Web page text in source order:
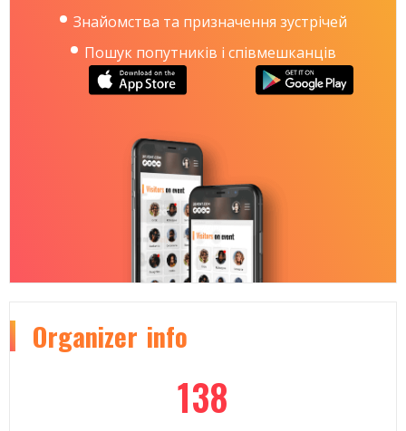
Знайомства та призначення зустрічей
Пошук попутників і співмешканців
Organizer info
138